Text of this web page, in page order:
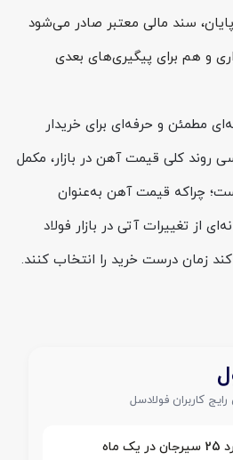
سند مالی معتبر صادر می‌شود
و هم برای پیگیری‌های بعدی
مطمئن و حرفه‌ای برای خریدار
روند کلی قیمت آهن در بازار، مکمل
چراکه قیمت آهن به‌عنوان
از تغییرات آتی در بازار فولاد
زمان درست خرید را انتخاب کنند.
کاربران فولادسل
بیشترین قیمت میلگرد 25 سیرجان در یک ماه